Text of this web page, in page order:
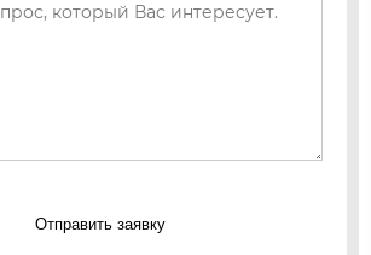
Отправить заявку